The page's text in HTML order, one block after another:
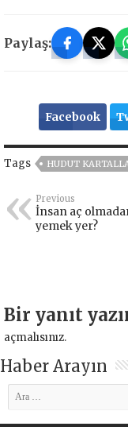
Paylaş:
Facebook
Tags HUDUT
Previous
İnsan aç
yemek yer?
Bir yanıt
açmalısınız.
Haber Arayın